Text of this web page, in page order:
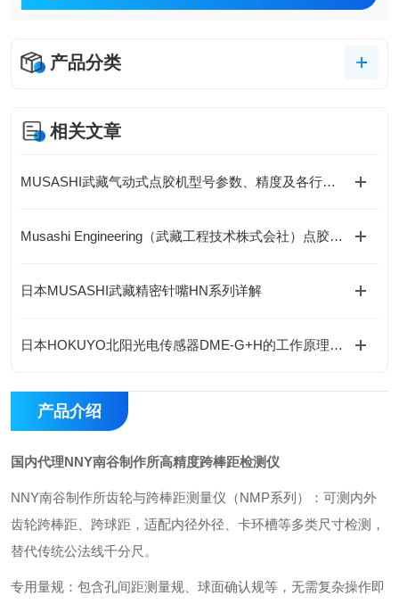
产品分类
相关文章
MUSASHI武藏气动式点胶机型号参数、精度及各行业适配介绍
Musashi Engineering（武藏工程技术株式会社）点胶机的独特之处
日本MUSASHI武藏精密针嘴HN系列详解
日本HOKUYO北阳光电传感器DME-G+H的工作原理是什么？
产品介绍
国内代理NNY南谷制作所高精度跨棒距检测仪
NNY南谷制作所齿轮与跨棒距测量仪（NMP系列）：可测内外
齿轮跨棒距、跨球距，适配内径外径、卡环槽等多类尺寸检测，
替代传统公法线千分尺。
专用量规：包含孔间距测量规、球面确认规等，无需复杂操作即